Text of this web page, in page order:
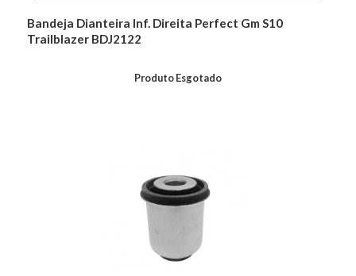
Bandeja Dianteira Inf. Direita Perfect Gm S10
Trailblazer BDJ2122
Produto Esgotado